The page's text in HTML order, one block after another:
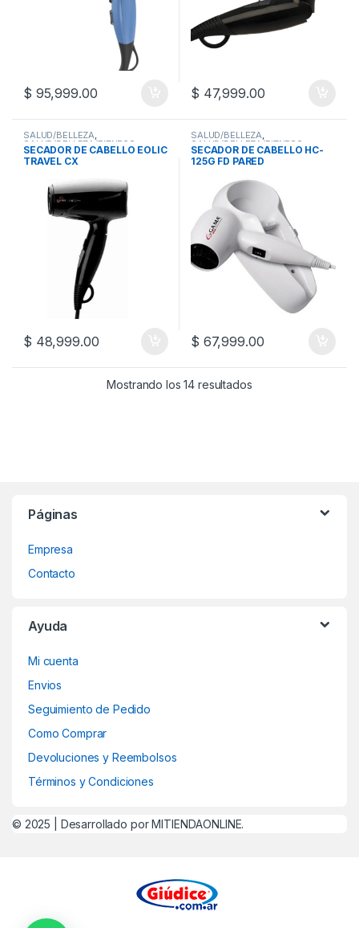
$ 95,999.00 $ 47,999.00
SALUD/BELLEZA,
SALUD/BELLEZA/FITNESS
SECADORES DE CABELLOS
SECADOR DE CABELLO EOLIC
TRAVEL CX
$ 48,999.00
SALUD/BELLEZA,
SALUD/BELLEZA/FITNESS
SECADORES DE CABELLOS
SECADOR DE CABELLO HC-
125G FD PARED
$ 67,999.00
Mostrando los 14 resultados
Páginas
Empresa
Contacto
Ayuda
Mi cuenta
Envios
Seguimiento de Pedido
Como Comprar
Devoluciones y Reembolsos
Términos y Condiciones
© 2025 | Desarrollado por MITIENDAONLINE.